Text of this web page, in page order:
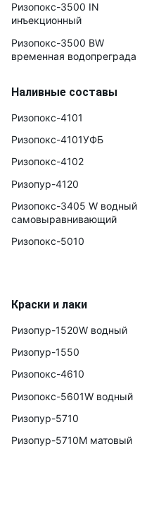
Ризопокс-3500 IN
инъекционный
Ризопокс-3500 BW
временная водопреграда
Наливные составы
Ризопокс-4101
Ризопокс-4101УФБ
Ризопокс-4102
Ризопур-4120
Ризопокс-3405 W водный
самовыравнивающий
Ризопокс-5010
Краски и лаки
Ризопур-1520W водный
Ризопур-1550
Ризопокс-4610
Ризопокс-5601W водный
Ризопур-5710
Ризопур-5710М матовый